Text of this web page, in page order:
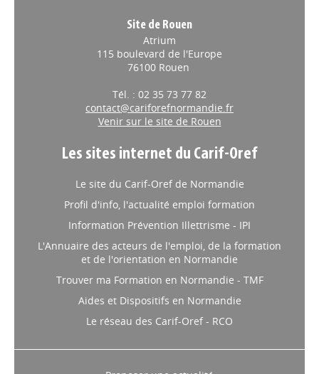
Site de Rouen
Atrium
115 boulevard de l'Europe
76100 Rouen
Tél. : 02 35 73 77 82
contact@cariforefnormandie.fr
Venir sur le site de Rouen
Les sites internet du Carif-Oref
Le site du Carif-Oref de Normandie
Profil d'info, l'actualité emploi formation
Information Prévention Illettrisme - IPI
L'Annuaire des acteurs de l'emploi, de la formation
et de l'orientation en Normandie
Trouver ma Formation en Normandie - TMF
Aides et Dispositifs en Normandie
Le réseau des Carif-Oref - RCO